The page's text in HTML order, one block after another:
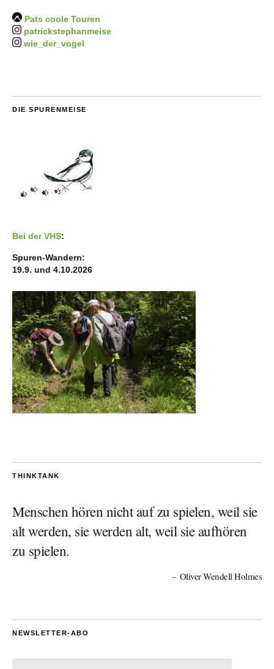
Pats coole Touren
patrickstephanmeise
wie_der_vogel
DIE SPURENMEISE
Bei der VHS:
Spuren-Wandern:
19.9. und 4.10.2026
THINKTANK
Menschen hören nicht auf zu spielen, weil sie
alt werden, sie werden alt, weil sie aufhören
zu spielen.
Oliver Wendell Holmes
NEWSLETTER-ABO